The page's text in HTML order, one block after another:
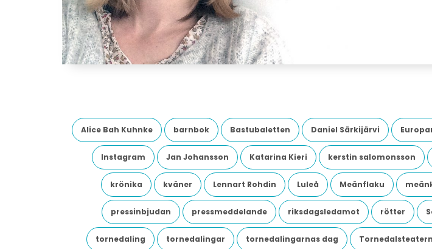
Alice Bah Kuhnke barnbok Bastubaletten Daniel Särkijärvi
Instagram Jan Johansson Katarina Kieri kerstin salomonsson
krönika kväner Lennart Rohdin Luleå Meänflaku
pressinbjudan pressmeddelande riksdagsledamot rötter
tornedaling tornedalingar tornedalingarnas dag Tornedalsteatern